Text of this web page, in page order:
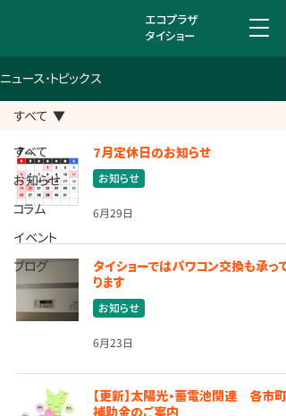
エコプラザ
タイショー
ニュース･トピックス
すべて
お知らせ
コラム
イベント
ブログ
すべて
7月定休日のお知らせ
お知らせ
6月29日
タイショーではパワコン交換も承って
ります
お知らせ
6月23日
【更新】太陽光・蓄電池関連 各市町
補助金のご案内